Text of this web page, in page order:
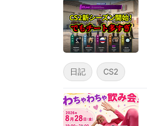
日記 CS2